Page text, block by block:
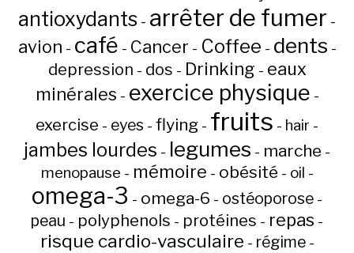
antioxydants - arrêter de fumer -
avion - café - Cancer - Coffee - dents -
depression - dos - Drinking - eaux
minérales - exercice physique -
exercise - eyes - flying - fruits - hair -
jambes lourdes - legumes - marche -
menopause - mémoire - obésité - oil -
omega-3 - omega-6 - ostéoporose -
peau - polyphenols - protéines - repas -
risque cardio-vasculaire - régime-